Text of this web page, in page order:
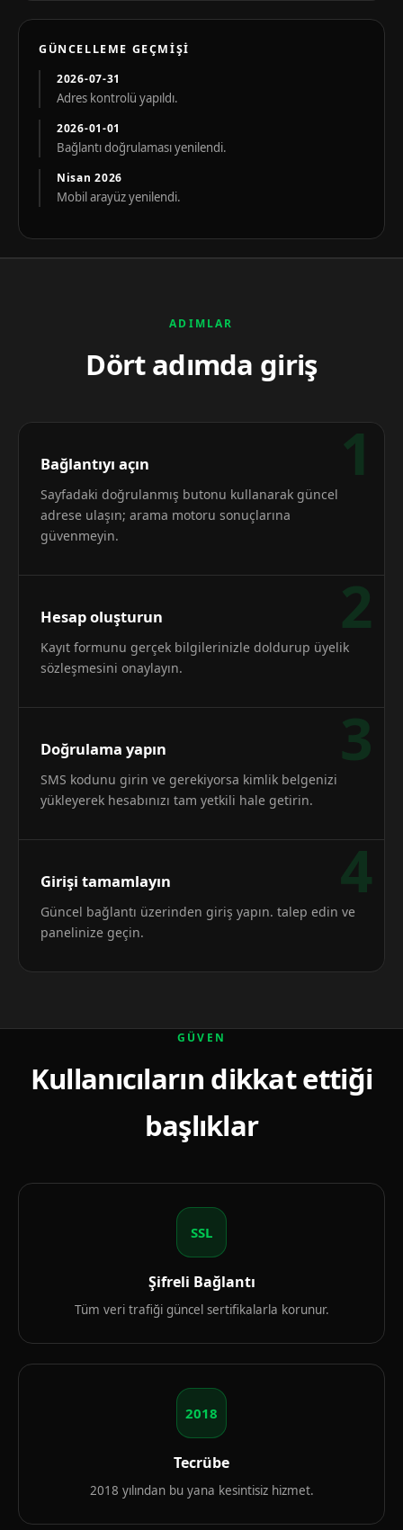
GÜNCELLEME GEÇMIŞI
2026-07-31
Adres kontrolü yapıldı.
2026-01-01
Bağlantı doğrulaması yenilendi.
Nisan 2026
Mobil arayüz yenilendi.
ADIMLAR
Dört adımda giriş
1
Bağlantıyı açın
Sayfadaki doğrulanmış butonu kullanarak güncel
adrese ulaşın; arama motoru sonuçlarına
güvenmeyin.
2
Hesap oluşturun
Kayıt formunu gerçek bilgilerinizle doldurup üyelik
sözleşmesini onaylayın.
3
Doğrulama yapın
SMS kodunu girin ve gerekiyorsa kimlik belgenizi
yükleyerek hesabınızı tam yetkili hale getirin.
4
Girişi tamamlayın
Güncel bağlantı üzerinden giriş yapın. talep edin ve
panelinize geçin.
GÜVEN
Kullanıcıların dikkat ettiği
başlıklar
SSL
Şifreli Bağlantı
Tüm veri trafiği güncel sertifikalarla korunur.
2018
Tecrübe
2018 yılından bu yana kesintisiz hizmet.